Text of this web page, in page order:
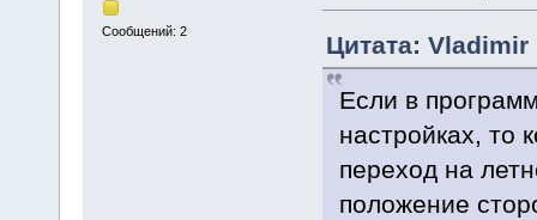
Сообщений: 2
Цитата:
Если в
настройках, то
переход на
положение